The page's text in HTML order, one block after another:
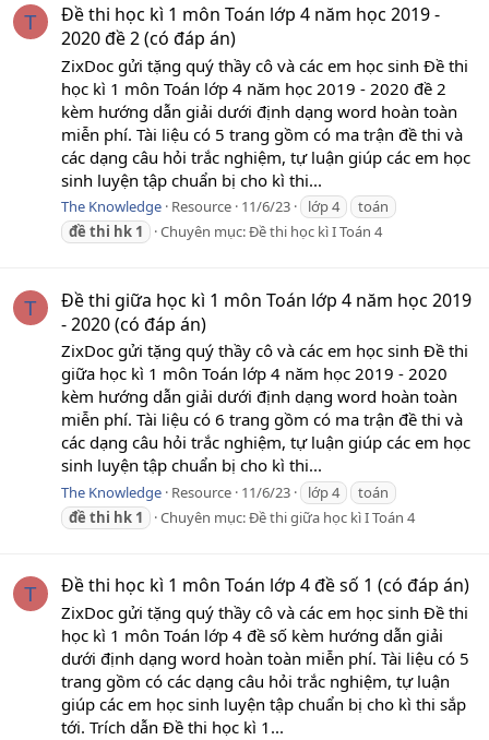
T
Đề thi học kì 1 môn Toán lớp 4 năm học 2019 -
2020 đề 2 (có đáp án)
ZixDoc gửi tặng quý thầy cô và các em học sinh Đề thi
học kì 1 môn Toán lớp 4 năm học 2019 - 2020 đề 2
kèm hướng dẫn giải dưới định dạng word hoàn toàn
miễn phí. Tài liệu có 5 trang gồm có ma trận đề thi và
các dạng câu hỏi trắc nghiệm, tự luận giúp các em học
sinh luyện tập chuẩn bị cho kì thi...
The Knowledge Resource 11/6/23 lớp 4
toán
đề thi hk 1 Chuyên mục:Đề thi học kì I Toán 4
T
Đề thi giữa học kì 1 môn Toán lớp 4 năm học 2019
- 2020 (có đáp án)
ZixDoc gửi tặng quý thầy cô và các em học sinh Đề thi
giữa học kì 1 môn Toán lớp 4 năm học 2019 - 2020
kèm hướng dẫn giải dưới định dạng word hoàn toàn
miễn phí. Tài liệu có 6 trang gồm có ma trận đề thi và
các dạng câu hỏi trắc nghiệm, tự luận giúp các em học
sinh luyện tập chuẩn bị cho kì thi...
The Knowledge Resource 11/6/23 lớp 4
toán
đề thi hk 1 Chuyên mục:Đề thi giữa học kì I Toán 4
T Đề thi học kì 1 môn Toán lớp 4 đề số 1 (có đáp án)
ZixDoc gửi tặng quý thầy cô và các em học sinh Đề thi
học kì 1 môn Toán lớp 4 đề số kèm hướng dẫn giải
dưới định dạng word hoàn toàn miễn phí. Tài liệu có 5
trang gồm có các dạng câu hỏi trắc nghiệm, tự luận
giúp các em học sinh luyện tập chuẩn bị cho kì thi sắp
tới. Trích dẫn Đề thi học kì 1...